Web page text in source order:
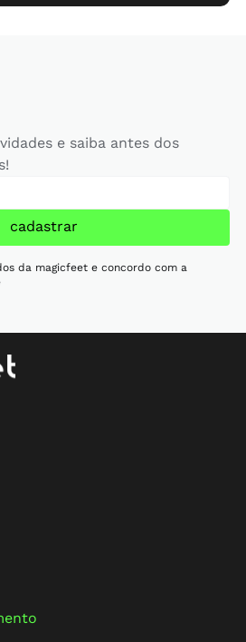
e saiba antes dos
cadastrar
da magicfeet e concordo com a